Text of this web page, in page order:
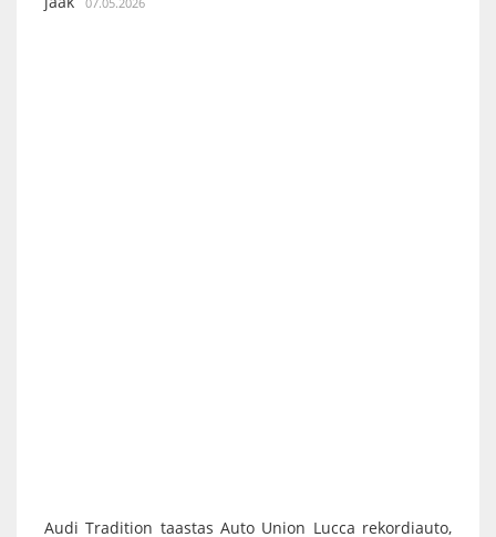
Audi Tradition taastas Auto Union Lucca rekordiauto,